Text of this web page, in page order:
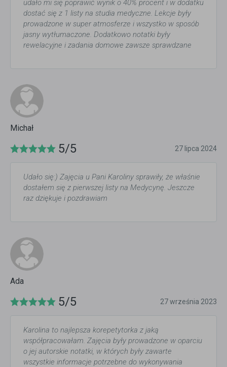
udało mi się poprawić wynik o 40% procent i w dodatku
dostać się z 1 listy na studia medyczne. Lekcje były
prowadzone w super atmosferze i wszystko w sposób
jasny wytłumaczone. Dodatkowo notatki były
rewelacyjne i zadania domowe zawsze sprawdzane
Michał
5/5 27 lipca 2024
Udało się:) Zajęcia u Pani Karoliny sprawiły, że właśnie
dostałem się z pierwszej listy na Medycynę. Jeszcze
raz dziękuje i pozdrawiam
Ada
5/5 27 września 2023
Karolina to najlepsza korepetytorka z jaką
współpracowałam. Zajęcia były prowadzone w oparciu
o jej autorskie notatki, w których były zawarte
wszystkie informacje potrzebne do wykonywania